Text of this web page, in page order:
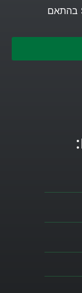
אני מאשר/ת קבלת דיוור במייל ו/או SMS בהתאם